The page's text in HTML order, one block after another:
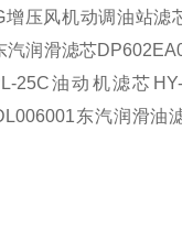
增压风机动调油站滤
汽润滑滤芯
25C油动机滤芯
东汽润滑油